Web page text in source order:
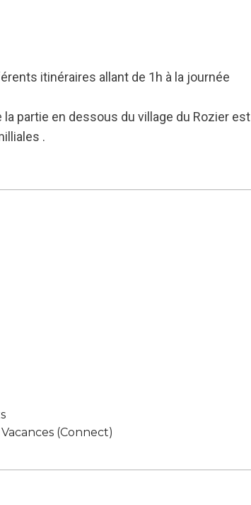
itinéraires allant de 1h à la journée
partie en dessous du village du Rozier est
.
(Connect)